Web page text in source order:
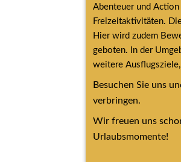
Abenteuer und
Freizeitaktivitäten.
Hier wird zudem
geboten. In der
weitere
Besuchen Sie uns
verbringen.
Wir freuen uns
Urlaubsmomente!